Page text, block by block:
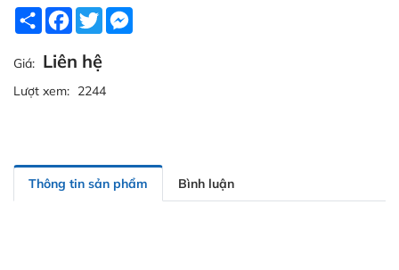
Share Facebook
Twitter
Giá: Liên hệ
Lượt xem: 2244
Thông tin sản phẩm Bình luận